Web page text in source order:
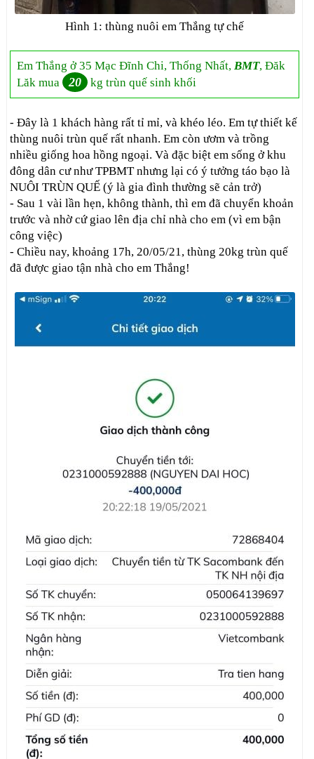
Hình 1: thùng nuôi em Thắng tự chế
Em Thắng ở 35 Mạc Đĩnh Chi, Thống Nhất, BMT, Đăk
Lăk mua 20 kg trùn quế sinh khối
- Đây là 1 khách hàng rất tỉ mỉ, và khéo léo. Em tự thiết kế
thùng nuôi trùn quế rất nhanh. Em còn ươm và trồng
nhiều giống hoa hồng ngoại. Và đặc biệt em sống ở khu
đông dân cư như TPBMT nhưng lại có ý tưởng táo bạo là
NUÔI TRÙN QUẾ (ý là gia đình thường sẽ cản trở)
- Sau 1 vài lần hẹn, không thành, thì em đã chuyển khoản
trước và nhờ cứ giao lên địa chỉ nhà cho em (vì em bận
công việc)
- Chiều nay, khoảng 17h, 20/05/21, thùng 20kg trùn quế
đã được giao tận nhà cho em Thắng!